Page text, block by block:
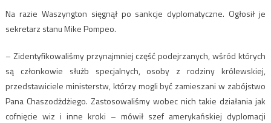
Na razie Waszyngton sięgnął po sankcje dyplomatyczne. Ogłosił je
sekretarz stanu Mike Pompeo.
– Zidentyfikowaliśmy przynajmniej część podejrzanych, wśród których
są członkowie służb specjalnych, osoby z rodziny królewskiej,
przedstawiciele ministerstw, którzy mogli być zamieszani w zabójstwo
Pana Chaszodżdżiego. Zastosowaliśmy wobec nich takie działania jak
cofnięcie wiz i inne kroki – mówił szef amerykańskiej dyplomacji